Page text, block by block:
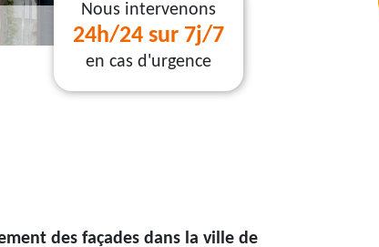
Nous intervenons
24h/24 sur 7j/7
en cas d'urgence
des façades dans la ville de